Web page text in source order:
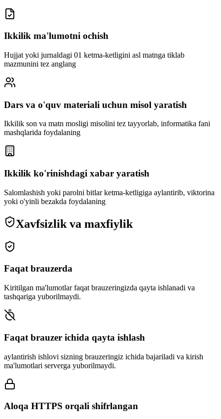
Ikkilik ma'lumotni ochish
Hujjat yoki jurnaldagi 01 ketma-ketligini asl matnga tiklab
mazmunini tez anglang
Dars va o'quv materiali uchun misol yaratish
Ikkilik son va matn mosligi misolini tez tayyorlab, informatika fani
mashqlarida foydalaning
Ikkilik ko'rinishdagi xabar yaratish
Salomlashish yoki parolni bitlar ketma-ketligiga aylantirib, viktorina
yoki o'yinli bezakda foydalaning
Xavfsizlik va maxfiylik
Faqat brauzerda
Kiritilgan ma'lumotlar faqat brauzeringizda qayta ishlanadi va
tashqariga yuborilmaydi.
Faqat brauzer ichida qayta ishlash
aylantirish ishlovi sizning brauzeringiz ichida bajariladi va kirish
ma'lumotlari serverga yuborilmaydi.
Aloqa HTTPS orqali shifrlangan